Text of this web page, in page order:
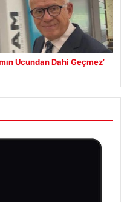
Ucundan Dahi Geçmez’